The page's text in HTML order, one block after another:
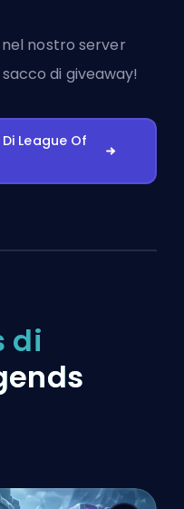
nostro server
di giveaway!
League Of
di